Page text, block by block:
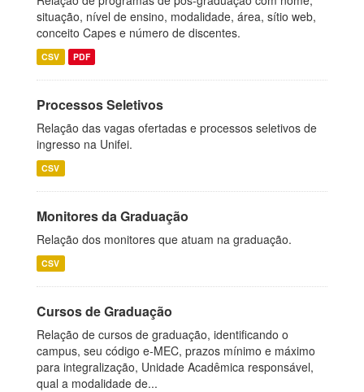
situação, nível de ensino, modalidade, área, sítio web,
conceito Capes e número de discentes.
CSV PDF
Processos Seletivos
Relação das vagas ofertadas e processos seletivos de
ingresso na Unifei.
CSV
Monitores da Graduação
Relação dos monitores que atuam na graduação.
CSV
Cursos de Graduação
Relação de cursos de graduação, identificando o
campus, seu código e-MEC, prazos mínimo e máximo
para integralização, Unidade Acadêmica responsável,
qual a modalidade de...